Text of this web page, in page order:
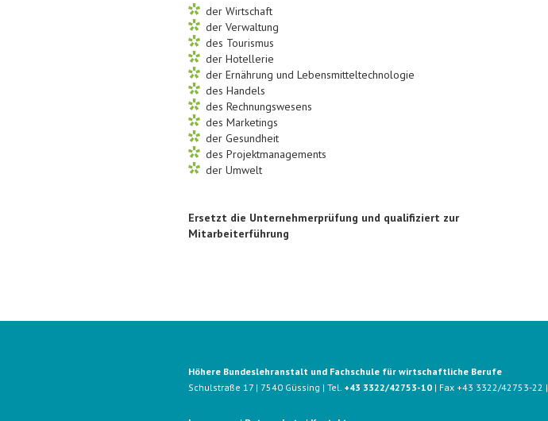
der Wirtschaft
der Verwaltung
des Tourismus
der Hotellerie
der Ernährung und Lebensmitteltechnologie
des Handels
des Rechnungswesens
des Marketings
der Gesundheit
des Projektmanagements
der Umwelt
Ersetzt die Unternehmerprüfung und qualifiziert zur
Mitarbeiterführung
Höhere Bundeslehranstalt und Fachschule für wirtschaftliche Berufe
Schulstraße 17 | 7540 Güssing | Tel. +43 3322/42753-10 | Fax +43 3322/42753-22 |